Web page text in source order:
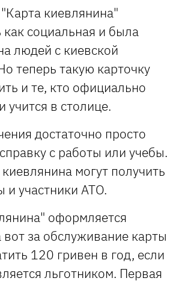
киевлянина"
как социальная и была
людей с киевской
теперь такую карточку
и те, кто официально
учится в столице.
достаточно просто
с работы или учебы.
могут получить
и участники АТО.
оформляется
вот за обслуживание карты
120 гривен в год, если
льготником. Первая